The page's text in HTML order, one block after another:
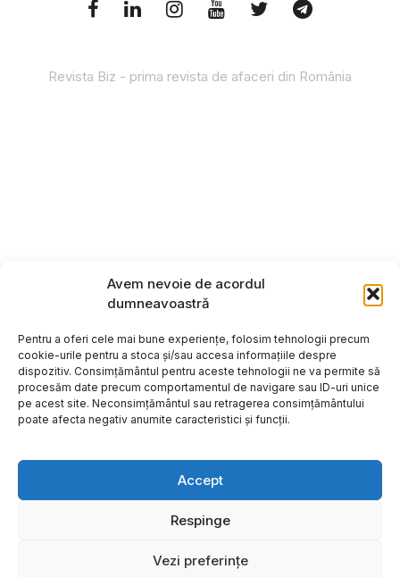
Avem nevoie de acordul
dumneavoastră
Pentru a oferi cele mai bune experiențe, folosim tehnologii precum
cookie-urile pentru a stoca și/sau accesa informațiile despre
dispozitiv. Consimțământul pentru aceste tehnologii ne va permite să
procesăm date precum comportamentul de navigare sau ID-uri unice
pe acest site. Neconsimțământul sau retragerea consimțământului
poate afecta negativ anumite caracteristici și funcții.
Accept
Respinge
Vezi preferințe
Revista Biz - prima revista de afaceri din România
Copyright ©2026